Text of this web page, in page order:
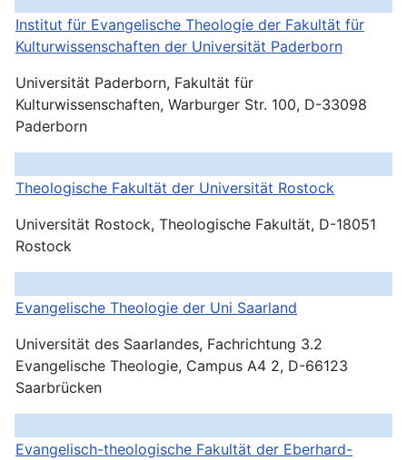
Institut für Evangelische Theologie der Fakultät für
Kulturwissenschaften der Universität Paderborn
Universität Paderborn, Fakultät für
Kulturwissenschaften, Warburger Str. 100, D-33098
Paderborn
Theologische Fakultät der Universität Rostock
Universität Rostock, Theologische Fakultät, D-18051
Rostock
Evangelische Theologie der Uni Saarland
Universität des Saarlandes, Fachrichtung 3.2
Evangelische Theologie, Campus A4 2, D-66123
Saarbrücken
Evangelisch-theologische Fakultät der Eberhard-